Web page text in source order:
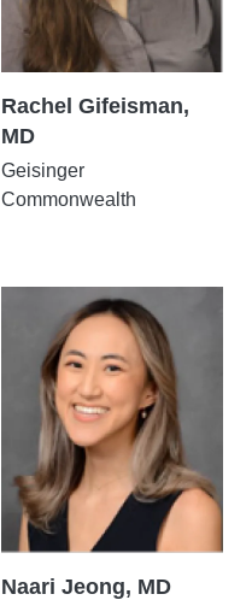
Rachel Gifeisman,
MD
Geisinger
Commonwealth
Naari Jeong, MD